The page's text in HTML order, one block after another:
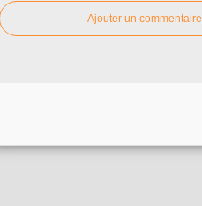
Ajouter un commentaire